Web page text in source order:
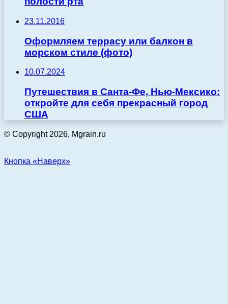
23.11.2016
Оформляем террасу или балкон в
морском стиле (фото)
10.07.2024
Путешествия в Санта-Фе, Нью-Мексико:
откройте для себя прекрасный город
США
© Copyright 2026, Mgrain.ru
Кнопка «Наверх»